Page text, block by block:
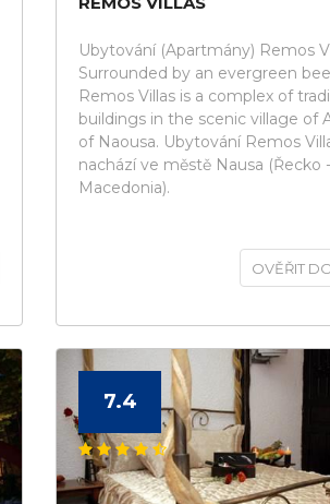
Ubytování (Apartmány) Remos
Surrounded by an evergreen
Remos Villas is a complex of
buildings in the scenic village of
of Naousa. Ubytování Remos
nachází ve městě Nausa (Řecko -
Macedonia).
OVĚŘIT
7.4